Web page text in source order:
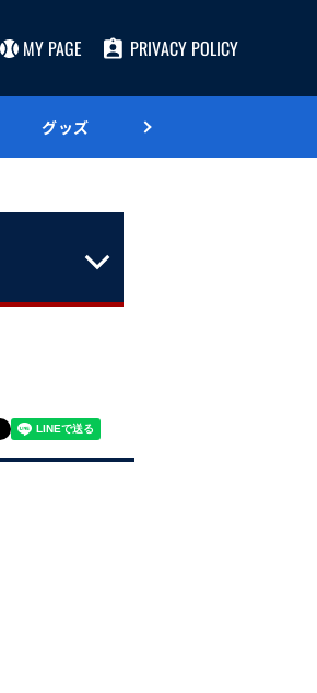
MY PAGE PRIVACY POLICY
グッズ